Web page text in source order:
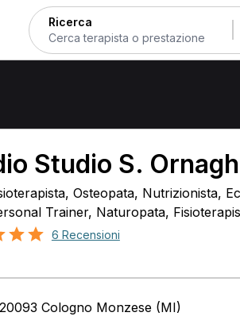
Ricerca
Studio S.
Osteopata, Nutrizionista,
Trainer, Naturopata,
6 Recensioni
Cologno Monzese (MI)